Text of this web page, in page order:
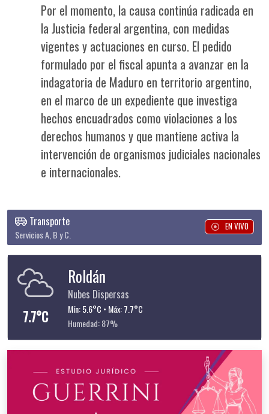
Por el momento, la causa continúa radicada en
la Justicia federal argentina, con medidas
vigentes y actuaciones en curso. El pedido
formulado por el fiscal apunta a avanzar en la
indagatoria de Maduro en territorio argentino,
en el marco de un expediente que investiga
hechos encuadrados como violaciones a los
derechos humanos y que mantiene activa la
intervención de organismos judiciales nacionales
e internacionales.
Transporte
Servicios A, B y C.
EN VIVO
7.7°C
Roldán
Nubes Dispersas
Mín: 5.6°C • Máx: 7.7°C
Humedad: 87%